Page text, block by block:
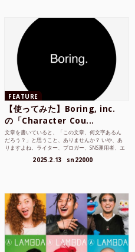
FEATURE
【使ってみた】Boring, inc.
の「Character Cou...
文章を書いていると、「この文章、何文字あるん
だろう？」と思うこと、ありませんか？ いや、あ
りますよね。ライター、ブロガー、SNS運用者、エ
2025.2.13 sn22000